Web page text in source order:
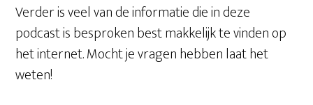
Verder is veel van de informatie die in deze
podcast is besproken best makkelijk te vinden op
het internet. Mocht je vragen hebben laat het
weten!